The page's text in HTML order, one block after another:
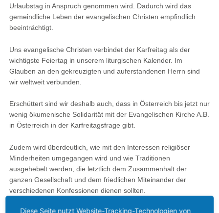
Urlaubstag in Anspruch genommen wird. Dadurch wird das
gemeindliche Leben der evangelischen Christen empfindlich
beeinträchtigt.
Uns evangelische Christen verbindet der Karfreitag als der
wichtigste Feiertag in unserem liturgischen Kalender. Im
Glauben an den gekreuzigten und auferstandenen Herrn sind
wir weltweit verbunden.
Erschüttert sind wir deshalb auch, dass in Österreich bis jetzt nur
wenig ökumenische Solidarität mit der Evangelischen Kirche A.B.
in Österreich in der Karfreitagsfrage gibt.
Zudem wird überdeutlich, wie mit den Interessen religiöser
Minderheiten umgegangen wird und wie Traditionen
ausgehebelt werden, die letztlich dem Zusammenhalt der
ganzen Gesellschaft und dem friedlichen Miteinander der
verschiedenen Konfessionen dienen sollten.
Diese Seite nutzt Website-Tracking-Technologien von